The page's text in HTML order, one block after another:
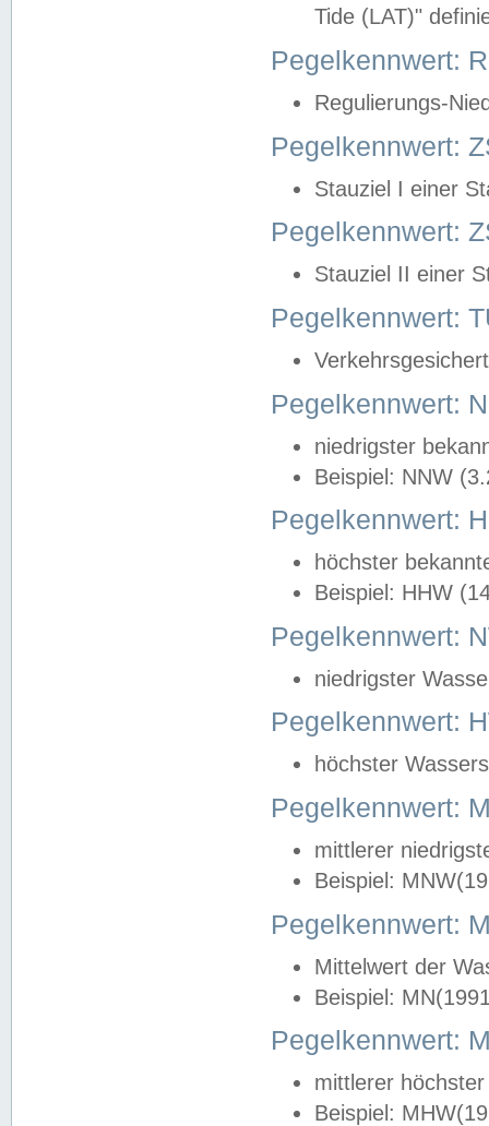
Tide (LAT)"
Pegelkennwert:
Regulierungs-
Pegelkennwert:
Stauziel I einer
Pegelkennwert:
Stauziel II einer
Pegelkennwert:
Pegelkennwert:
niedrigster
Beispiel: NNW
Pegelkennwert:
höchster
Beispiel: HHW
Pegelkennwert:
niedrigster
Pegelkennwert:
höchster
Pegelkennwert:
mittlerer
Beispiel:
Pegelkennwert:
Mittelwert der
Beispiel:
Pegelkennwert:
mittlerer
Beispiel: